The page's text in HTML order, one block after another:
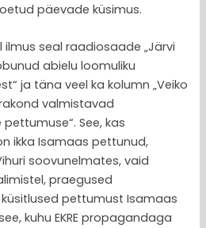
päevade küsimus.
ilmus seal raadiosaade „Järvi
abielu loomuliku
ja täna veel ka kolumn „Veiko
valmistavad
See, kas
ikka Isamaas pettunud,
soovunelmates, vaid
praegused
pettumust Isamaas
kuhu EKRE propagandaga